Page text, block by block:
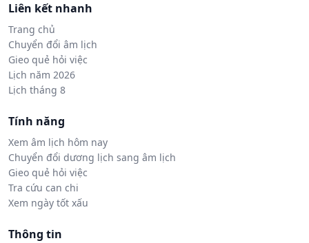
Liên kết nhanh
Trang chủ
Chuyển đổi âm lịch
Gieo quẻ hỏi việc
Lịch năm 2026
Lịch tháng 8
Tính năng
Xem âm lịch hôm nay
Chuyển đổi dương lịch sang âm lịch
Gieo quẻ hỏi việc
Tra cứu can chi
Xem ngày tốt xấu
Thông tin